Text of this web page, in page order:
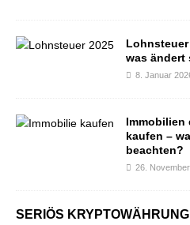
was ändert
8. Januar
Immobilien
kaufen –
beachten?
26.
SERIÖS